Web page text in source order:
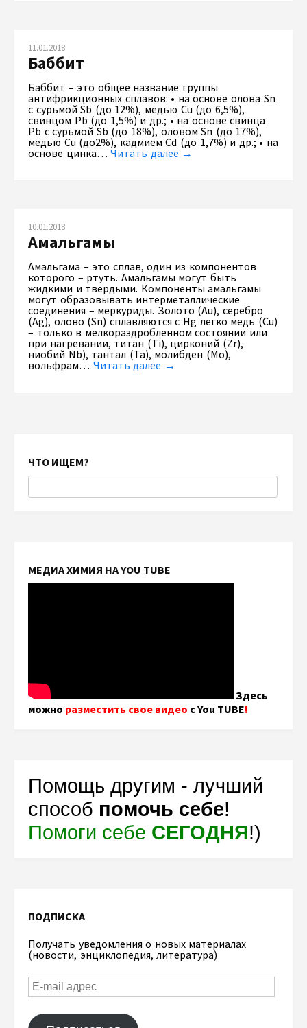
11.01.2018
Баббит
Баббит – это общее название группы
антифрикционных сплавов: • на основе олова Sn
с сурьмой Sb (до 12%), медью Cu (до 6,5%),
свинцом Pb (до 1,5%) и др.; • на основе свинца
Pb с сурьмой Sb (до 18%), оловом Sn (до 17%),
медью Cu (до2%), кадмием Cd (до 1,7%) и др.; • на
основе цинка…Читать далее →
10.01.2018
Амальгамы
Амальгама – это сплав, один из компонентов
которого – ртуть. Амальгамы могут быть
жидкими и твердыми. Компоненты амальгамы
могут образовывать интерметаллические
соединения – меркуриды. Золото (Au), серебро
(Ag), олово (Sn) сплавляются с Hg легко медь (Cu)
– только в мелкораздробленном состоянии или
при нагревании, титан (Ti), цирконий (Zr),
ниобий Nb), тантал (Ta), молибден (Mo),
вольфрам… Читать далее →
ЧТО ИЩЕМ?
МЕДИА ХИМИЯ НА YOU TUBE
Здесь
можно разместить свое видео с You TUBE!
Помощь другим - лучший
способ помочь себе!
Помоги себе СЕГОДНЯ!)
ПОДПИСКА
Получать уведомления о новых материалах
(новости, энциклопедия, литература)